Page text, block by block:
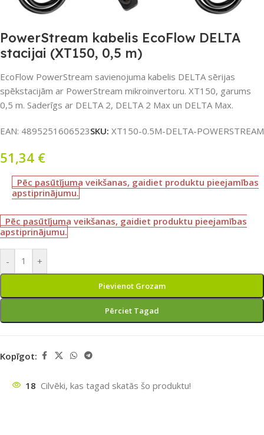
PowerStream kabelis EcoFlow DELTA
stacijai (XT150, 0,5 m)
EcoFlow PowerStream savienojuma kabelis DELTA sērijas
spēkstacijām ar PowerStream mikroinvertoru. XT150, garums
0,5 m. Saderīgs ar DELTA 2, DELTA 2 Max un DELTA Max.
EAN: 4895251606523SKU: XT150-0.5M-DELTA-POWERSTREAM
51,34 €
Pēc pasūtījuma veikšanas, gaidiet produktu pieejamības
apstiprinājumu.
Pēc pasūtījuma veikšanas, gaidiet produktu pieejamības
apstiprinājumu.
- +
Pievienot Grozam
Pērciet Tagad
Kopīgot:
18 Cilvēki, kas tagad skatās šo produktu!